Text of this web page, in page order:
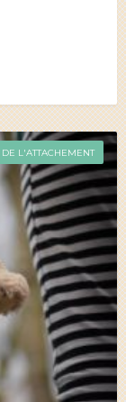
L'ATTACHEMENT